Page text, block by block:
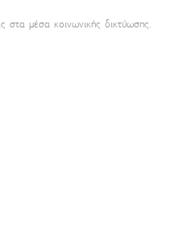
στα μέσα κοινωνικής δικτύωσης.